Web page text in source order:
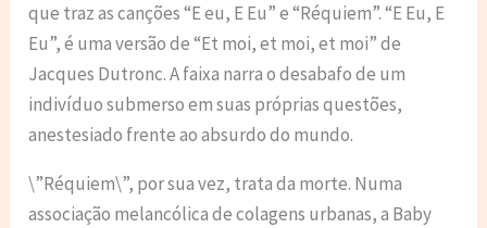
que traz as canções “E eu, E Eu” e “Réquiem”. “E Eu, E
Eu”, é uma versão de “Et moi, et moi, et moi” de
Jacques Dutronc. A faixa narra o desabafo de um
indivíduo submerso em suas próprias questões,
anestesiado frente ao absurdo do mundo.
\”Réquiem\”, por sua vez, trata da morte. Numa
associação melancólica de colagens urbanas, a Baby